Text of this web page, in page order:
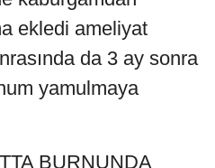
ekledi ameliyat
da 3 ay sonra
yamulmaya
BURNUNDA